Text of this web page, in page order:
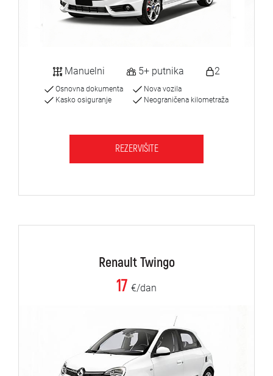
Manuelni 5+ putnika 2
Osnovna dokumenta
Kasko osiguranje
Nova vozila
Neograničena kilometraža
REZERVIŠITE
Renault Twingo
17 €/dan